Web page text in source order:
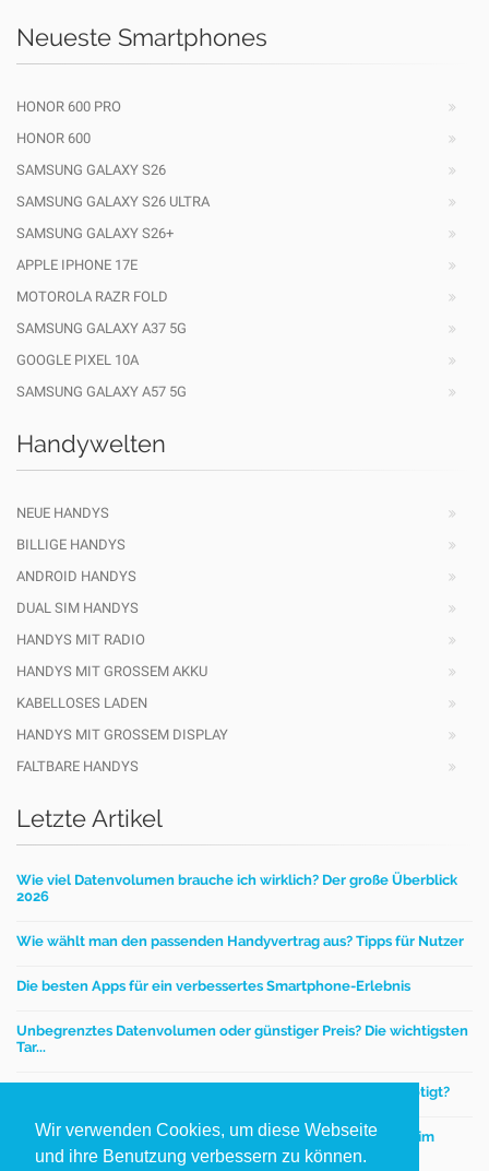
Wir verwenden Cookies, um diese Webseite
und ihre Benutzung verbessern zu können.
Neueste Smartphones
HONOR 600 PRO
HONOR 600
SAMSUNG GALAXY S26
SAMSUNG GALAXY S26 ULTRA
SAMSUNG GALAXY S26+
APPLE IPHONE 17E
MOTOROLA RAZR FOLD
SAMSUNG GALAXY A37 5G
GOOGLE PIXEL 10A
SAMSUNG GALAXY A57 5G
Handywelten
NEUE HANDYS
BILLIGE HANDYS
ANDROID HANDYS
DUAL SIM HANDYS
HANDYS MIT RADIO
HANDYS MIT GROSSEM AKKU
KABELLOSES LADEN
HANDYS MIT GROSSEM DISPLAY
FALTBARE HANDYS
Letzte Artikel
Wie viel Datenvolumen brauche ich wirklich? Der große Überblick
2026
Wie wählt man den passenden Handyvertrag aus? Tipps für Nutzer
Die besten Apps für ein verbessertes Smartphone-Erlebnis
Unbegrenztes Datenvolumen oder günstiger Preis? Die wichtigsten
Tar...
Mobilfunktarife – Wie viel Datenvolumen wird wirklich benötigt?
Einen günstigen Handyvertrag finden - worauf kommt es beim
Handytar...